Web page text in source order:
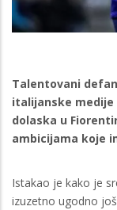
Talentovani
italijanske
dolaska u
ambicijama koje
Istakao je kako je
izuzetno ugodno